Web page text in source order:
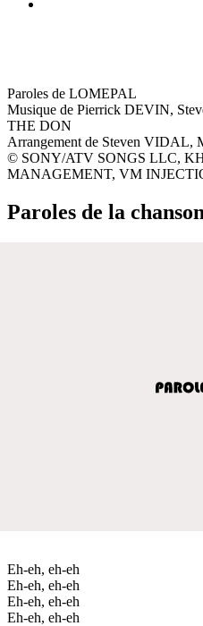
Paroles de LOMEPAL
Musique de Pierrick DEVIN,
THE DON
Arrangement de Steven
© SONY/ATV SONGS LLC,
MANAGEMENT, VM
Paroles de la
Eh-eh, eh-eh
Eh-eh, eh-eh
Eh-eh, eh-eh
Eh-eh, eh-eh